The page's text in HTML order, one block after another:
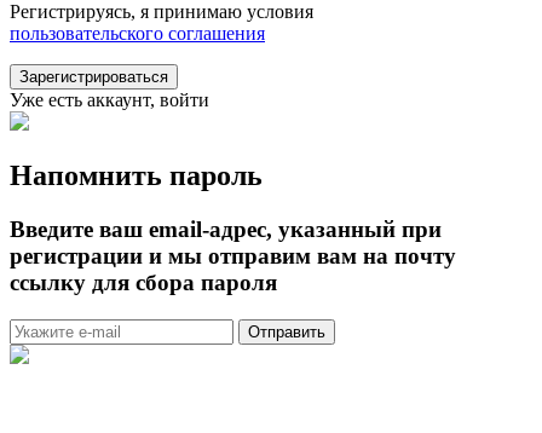
Регистрируясь, я принимаю условия
пользовательского соглашения
Зарегистрироваться
Уже есть аккаунт, войти
Напомнить пароль
Введите ваш email-адрес, указанный при
регистрации и мы отправим вам на почту
ссылку для сбора пароля
Отправить